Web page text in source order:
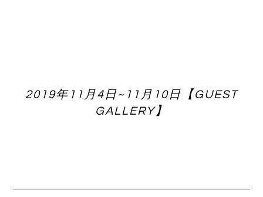
2019年11月4日~11月10日【GUEST
GALLERY】